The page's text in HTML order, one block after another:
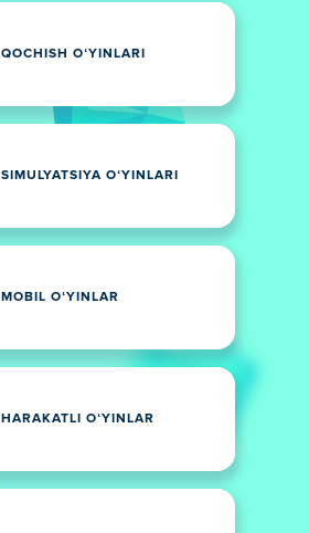
QOCHISH OʻYINLARI
SIMULYATSIYA OʻYINLARI
MOBIL OʻYINLAR
HARAKATLI OʻYINLAR